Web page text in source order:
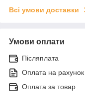
Всі умови доставки
Умови оплати
Післяплата
Оплата на рахунок
Оплата за товар